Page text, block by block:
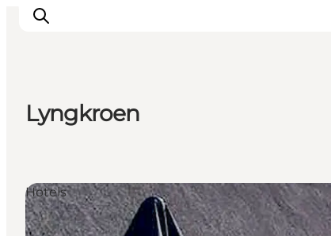
Wat te doen
Accommodaties
Plan je reis
Lyngkroen
Hotels